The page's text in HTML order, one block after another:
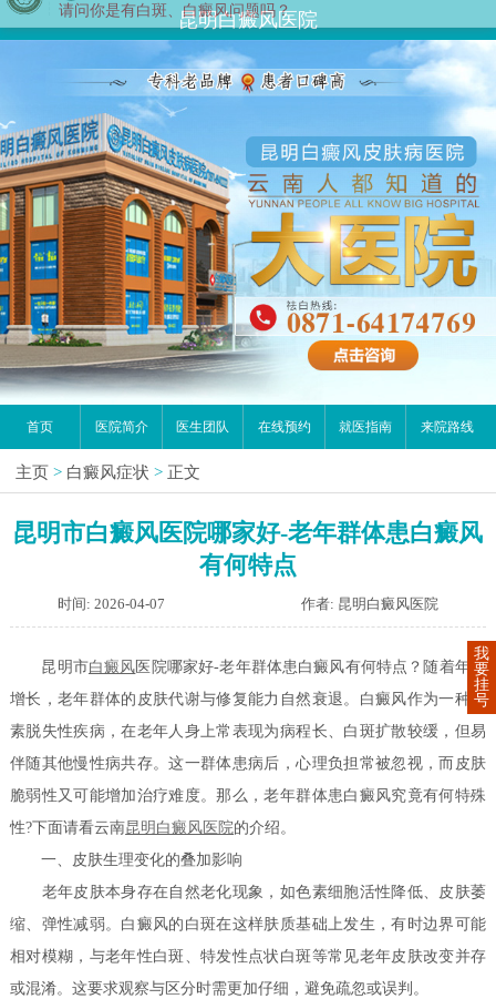
昆明白癜风医院
首页 医院简介 医生团队 在线预约 就医指南 来院路线
主页 > 白癜风症状 > 正文
昆明市白癜风医院哪家好-老年群体患白癜风
有何特点
时间: 2026-04-07 作者: 昆明白癜风医院
昆明市白癜风 医院哪家好-老年群体患白癜风有何特点？随着年龄
增长，老年群体的皮肤代谢与修复能力自然衰退。白癜风作为一种色
素脱失性疾病，在老年人身上常表现为病程长、白斑扩散较缓，但易
伴随其他慢性病共存。这一群体患病后，心理负担常被忽视，而皮肤
脆弱性又可能增加治疗难度。那么，老年群体患白癜风究竟有何特殊
性?下面请看云南昆明白癜风医院的介绍。
一、皮肤生理变化的叠加影响
老年皮肤本身存在自然老化现象，如色素细胞活性降低、皮肤萎
缩、弹性减弱。白癜风的白斑在这样肤质基础上发生，有时边界可能
相对模糊，与老年性白斑、特发性点状白斑等常见老年皮肤改变并存
或混淆。这要求观察与区分时需更加仔细，避免疏忽或误判。
我
要
挂
号